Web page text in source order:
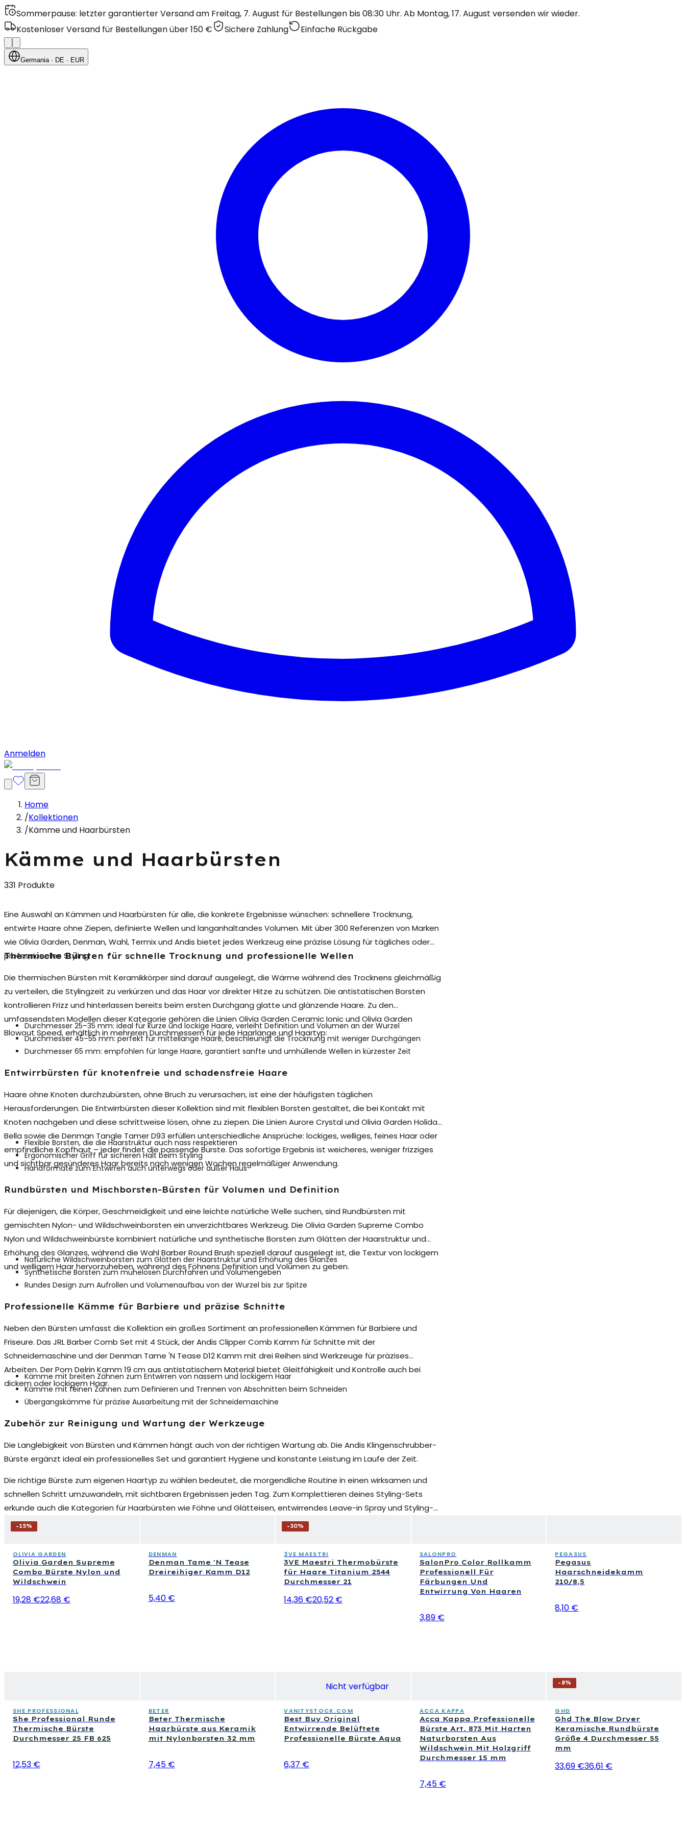
Sommerpause: letzter garantierter Versand am Freitag, 7. August für Bestellungen bis 08:30 Uhr. Ab Montag, 17. August versenden wir wieder.
Kostenloser Versand für Bestellungen über 150 €
Sichere Zahlung Einfache Rückgabe
Germania· DE · EUR
Anmelden
Home
/Kollektionen
/Kämme und Haarbürsten
Kämme und Haarbürsten
331 Produkte
Eine Auswahl an Kämmen und Haarbürsten für alle, die konkrete Ergebnisse wünschen: schnellere Trocknung,
entwirte Haare ohne Ziepen, definierte Wellen und langanhaltandes Volumen. Mit über 300 Referenzen von Marken
wie Olivia Garden, Denman, Wahl, Termix und Andis bietet jedes Werkzeug eine präzise Lösung für tägliches oder
professionelles Styling.
Thermische Bürsten für schnelle Trocknung und professionelle Wellen
Die thermischen Bürsten mit Keramikkörper sind darauf ausgelegt, die Wärme während des Trocknens gleichmäßig
zu verteilen, die Stylingzeit zu verkürzen und das Haar vor direkter Hitze zu schützen. Die antistatischen Borsten
kontrollieren Frizz und hinterlassen bereits beim ersten Durchgang glatte und glänzende Haare. Zu den
umfassendsten Modellen dieser Kategorie gehören die Linien Olivia Garden Ceramic Ionic und Olivia Garden
Blowout Speed, erhältlich in mehreren Durchmessern für jede Haarlänge und Haartyp:
Durchmesser 25–35 mm: ideal für kurze und lockige Haare, verleiht Definition und Volumen an der Wurzel
Durchmesser 45–55 mm: perfekt für mittellange Haare, beschleunigt die Trocknung mit weniger Durchgängen
Durchmesser 65 mm: empfohlen für lange Haare, garantiert sanfte und umhüllende Wellen in kürzester Zeit
Entwirrbürsten für knotenfreie und schadensfreie Haare
Haare ohne Knoten durchzubürsten, ohne Bruch zu verursachen, ist eine der häufigsten täglichen
Herausforderungen. Die Entwirrbürsten dieser Kollektion sind mit flexiblen Borsten gestaltet, die bei Kontakt mit
Knoten nachgeben und diese schrittweise lösen, ohne zu ziepen. Die Linien Aurore Crystal und Olivia Garden Holiday
Bella sowie die Denman Tangle Tamer D93 erfüllen unterschiedliche Ansprüche: lockiges, welliges, feines Haar oder
empfindliche Kopfhaut – jeder findet die passende Bürste. Das sofortige Ergebnis ist weicheres, weniger frizziges
und sichtbar gesünderes Haar bereits nach wenigen Wochen regelmäßiger Anwendung.
Flexible Borsten, die die Haarstruktur auch nass respektieren
Ergonomischer Griff für sicheren Halt beim Styling
Handformate zum Entwirren auch unterwegs oder außer Haus
Rundbürsten und Mischborsten-Bürsten für Volumen und Definition
Für diejenigen, die Körper, Geschmeidigkeit und eine leichte natürliche Welle suchen, sind Rundbürsten mit
gemischten Nylon- und Wildschweinborsten ein unverzichtbares Werkzeug. Die Olivia Garden Supreme Combo
Nylon und Wildschweinbürste kombiniert natürliche und synthetische Borsten zum Glätten der Haarstruktur und
Erhöhung des Glanzes, während die Wahl Barber Round Brush speziell darauf ausgelegt ist, die Textur von lockigem
und welligem Haar hervorzuheben, während des Föhnens Definition und Volumen zu geben.
Natürliche Wildschweinborsten zum Glätten der Haarstruktur und Erhöhung des Glanzes
Synthetische Borsten zum mühelosen Durchfahren und Volumengeben
Rundes Design zum Aufrollen und Volumenaufbau von der Wurzel bis zur Spitze
Professionelle Kämme für Barbiere und präzise Schnitte
Neben den Bürsten umfasst die Kollektion ein großes Sortiment an professionellen Kämmen für Barbiere und
Friseure. Das JRL Barber Comb Set mit 4 Stück, der Andis Clipper Comb Kamm für Schnitte mit der
Schneidemaschine und der Denman Tame 'N Tease D12 Kamm mit drei Reihen sind Werkzeuge für präzises
Arbeiten. Der Pom Delrin Kamm 19 cm aus antistatischem Material bietet Gleitfähigkeit und Kontrolle auch bei
dickem oder lockigem Haar.
Kämme mit breiten Zähnen zum Entwirren von nassem und lockigem Haar
Kämme mit feinen Zähnen zum Definieren und Trennen von Abschnitten beim Schneiden
Übergangskämme für präzise Ausarbeitung mit der Schneidemaschine
Zubehör zur Reinigung und Wartung der Werkzeuge
Die Langlebigkeit von Bürsten und Kämmen hängt auch von der richtigen Wartung ab. Die Andis Klingenschrubber-
Bürste ergänzt ideal ein professionelles Set und garantiert Hygiene und konstante Leistung im Laufe der Zeit.
Die richtige Bürste zum eigenen Haartyp zu wählen bedeutet, die morgendliche Routine in einen wirksamen und
schnellen Schritt umzuwandeln, mit sichtbaren Ergebnissen jeden Tag. Zum Komplettieren deines Styling-Sets
erkunde auch die Kategorien für Haarbürsten wie Föhne und Glätteisen, entwirrendes Leave-in Spray und Styling-
Produkte wie Haarpomaden, Haarspray und Haargels.
-15%
OLIVIA GARDEN
Olivia Garden Supreme
Combo Bürste Nylon und
Wildschwein
19,28 €22,68 €
DENMAN
Denman Tame 'N Tease
Dreireihiger Kamm D12
5,40 €
-30%
3VE MAESTRI
3VE Maestri Thermobürste
für Haare Titanium 2544
Durchmesser 21
14,36 €20,52 €
SALONPRO
SalonPro Color Rollkamm
Professionell Für
Färbungen Und
Entwirrung Von Haaren
3,89 €
PEGASUS
Pegasus
Haarschneidekamm
210/8,5
8,10 €
SHE PROFESSIONAL
She Professional Runde
Thermische Bürste
Durchmesser 25 FB 625
12,53 €
BETER
Beter Thermische
Haarbürste aus Keramik
mit Nylonborsten 32 mm
7,45 €
Nicht verfügbar
VANITYSTOCK.COM
Best Buy Original
Entwirrende Belüftete
Professionelle Bürste Aqua
6,37 €
ACCA KAPPA
Acca Kappa Professionelle
Bürste Art. 873 Mit Harten
Naturborsten Aus
Wildschwein Mit Holzgriff
Durchmesser 15 mm
7,45 €
- 8%
GHD
Ghd The Blow Dryer
Keramische Rundbürste
Größe 4 Durchmesser 55
mm
33,69 €36,61 €